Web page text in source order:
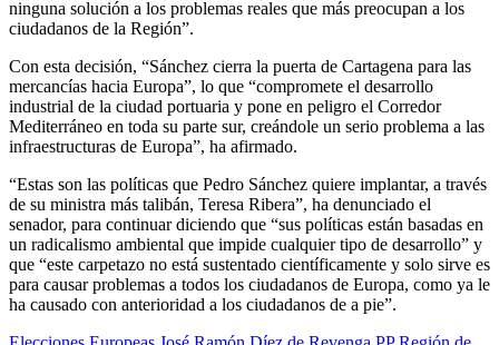
ninguna solución a los problemas reales que más preocupan a los
ciudadanos de la Región”.
Con esta decisión, “Sánchez cierra la puerta de Cartagena para las
mercancías hacia Europa”, lo que “compromete el desarrollo
industrial de la ciudad portuaria y pone en peligro el Corredor
Mediterráneo en toda su parte sur, creándole un serio problema a las
infraestructuras de Europa”, ha afirmado.
“Estas son las políticas que Pedro Sánchez quiere implantar, a través
de su ministra más talibán, Teresa Ribera”, ha denunciado el
senador, para continuar diciendo que “sus políticas están basadas en
un radicalismo ambiental que impide cualquier tipo de desarrollo” y
que “este carpetazo no está sustentado científicamente y solo sirve es
para causar problemas a todos los ciudadanos de Europa, como ya le
ha causado con anterioridad a los ciudadanos de a pie”.